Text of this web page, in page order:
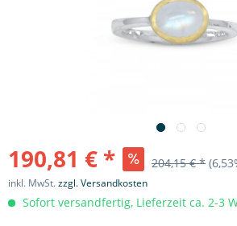
190,81 € * 204,15 € *
inkl. MwSt.zzgl. Versandkosten
Sofort versandfertig, Lieferzeit ca. 2-3